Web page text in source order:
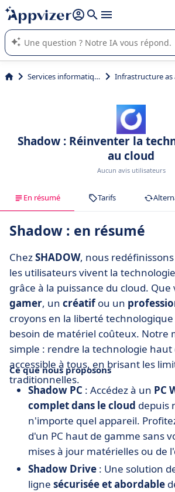
répondre (plusieurs lignes avec
L'IA de Appvizer vous guide dans l'utilisation
logiciel SaaS en entreprise.
Services informatiques
Shadow : Réinventer la
au cloud
Aucun avis utilisateurs
En résumé Tarifs
Shadow : en résumé
ChezSHADOW, nous
les utilisateurs vivent la
grâce à la puissance du cloud. Que
gamer, un créatifou un
croyons en la liberté
besoin de matériel coûteux. Notre
simple : rendre la technologie haut
accessible à tous, en brisant les
traditionnelles.
Ce que nous proposons
Shadow PC : Accédez à un PC
complet dans le cloud depuis
n'importe quel appareil.
d'un PC haut de gamme sans
mises à jour matérielles ou de
Shadow Drive : Une solution
ligne sécurisée et abordable